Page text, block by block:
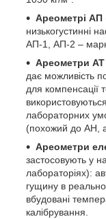
Ареометрі АП
низькогустинні
АП-1, АП-2 –
Ареометри АТ
дає можливість
для компенсації
лабораторних
(похожий до АН,
Ареометри
застосовують у
лабораторіях):
гущину в
вбудовані
калібрування.